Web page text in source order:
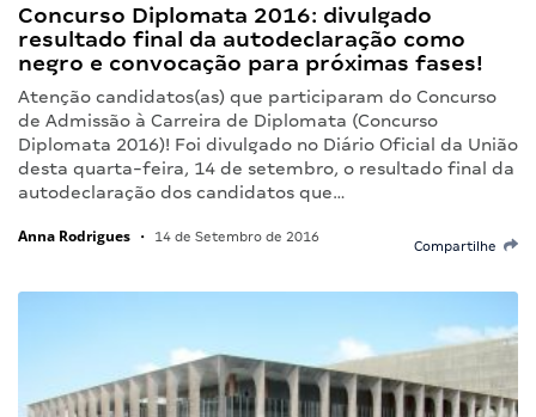
Concurso Diplomata 2016: divulgado
resultado final da autodeclaração como
negro e convocação para próximas fases!
Atenção candidatos(as) que participaram do Concurso
de Admissão à Carreira de Diplomata (Concurso
Diplomata 2016)! Foi divulgado no Diário Oficial da União
desta quarta-feira, 14 de setembro, o resultado final da
autodeclaração dos candidatos que…
Anna Rodrigues • 14 de Setembro de 2016
Compartilhe